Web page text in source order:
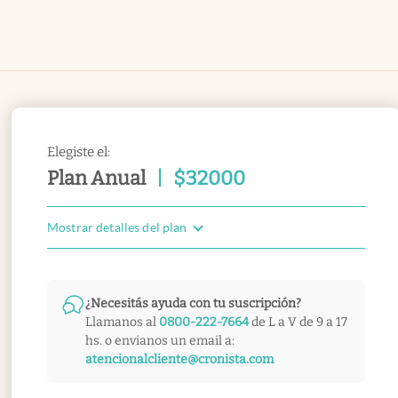
Elegiste el:
Plan Anual $32000
Mostrar detalles del plan
¿Necesitás ayuda con tu suscripción?
Llamanos al 0800-222-7664de L a V de 9 a 17
hs. o envianos un email a:
atencionalcliente@cronista.com